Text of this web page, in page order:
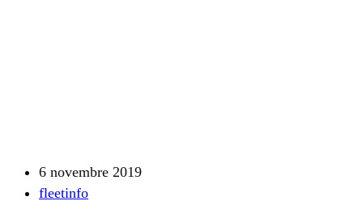
6 novembre 2019
fleetinfo